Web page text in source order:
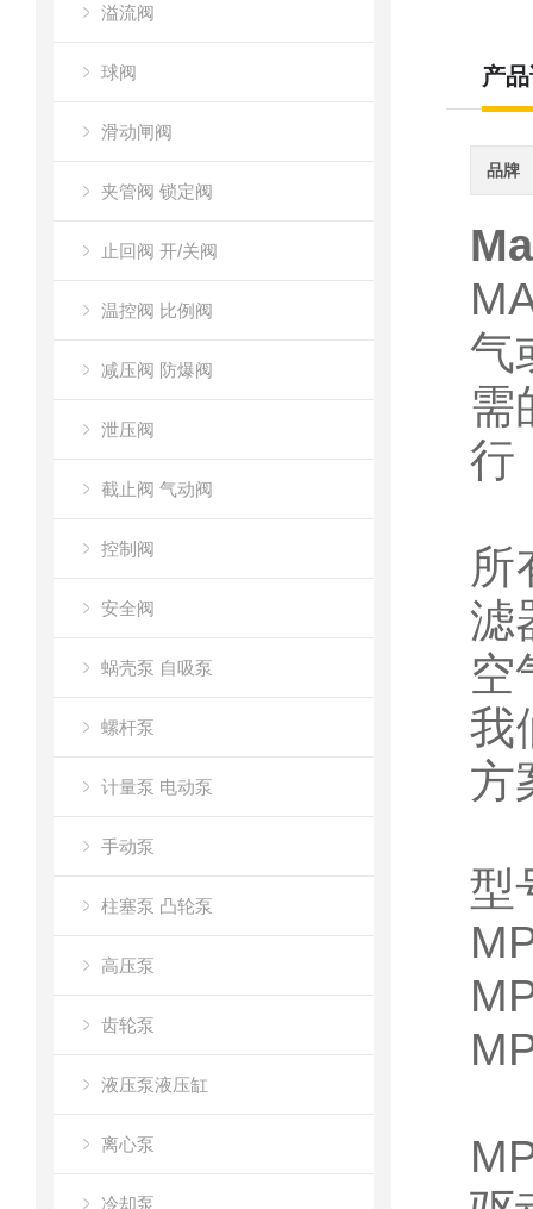
溢流阀
球阀
滑动闸阀
夹管阀 锁定阀
止回阀 开/关阀
温控阀 比例阀
减压阀 防爆阀
泄压阀
截止阀 气动阀
控制阀
安全阀
蜗壳泵 自吸泵
螺杆泵
计量泵 电动泵
手动泵
柱塞泵 凸轮泵
高压泵
齿轮泵
液压泵液压缸
离心泵
冷却泵
产
品牌
气
需
行
所
滤
空
我
方
型